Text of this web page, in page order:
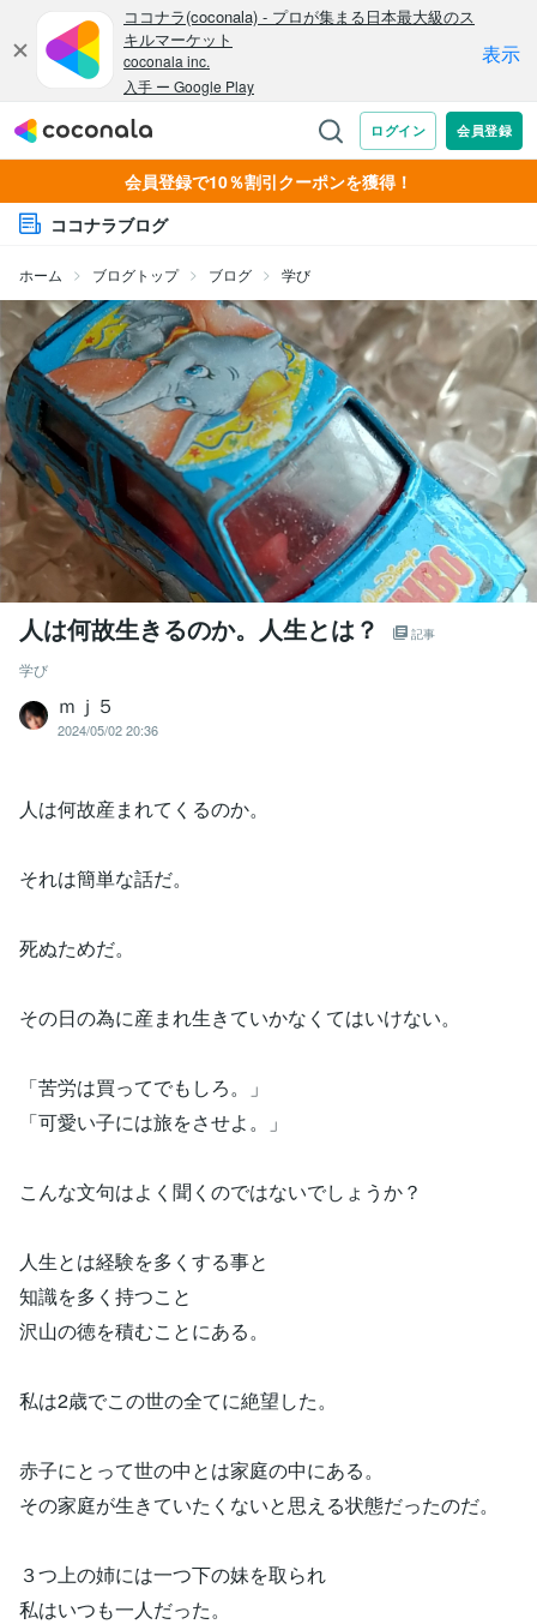
会員登録で10％割引クーポンを獲得！
ココナラブログ
ホーム ブログトップ ブログ 学び
人は何故生きるのか。人生とは？ 記事
学び
ｍｊ５
2024/05/02 20:36
人は何故産まれてくるのか。
それは簡単な話だ。
死ぬためだ。
その日の為に産まれ生きていかなくてはいけない。
「苦労は買ってでもしろ。」
「可愛い子には旅をさせよ。」
こんな文句はよく聞くのではないでしょうか？
人生とは経験を多くする事と
知識を多く持つこと
沢山の徳を積むことにある。
私は2歳でこの世の全てに絶望した。
赤子にとって世の中とは家庭の中にある。
その家庭が生きていたくないと思える状態だったのだ。
３つ上の姉には一つ下の妹を取られ
私はいつも一人だった。